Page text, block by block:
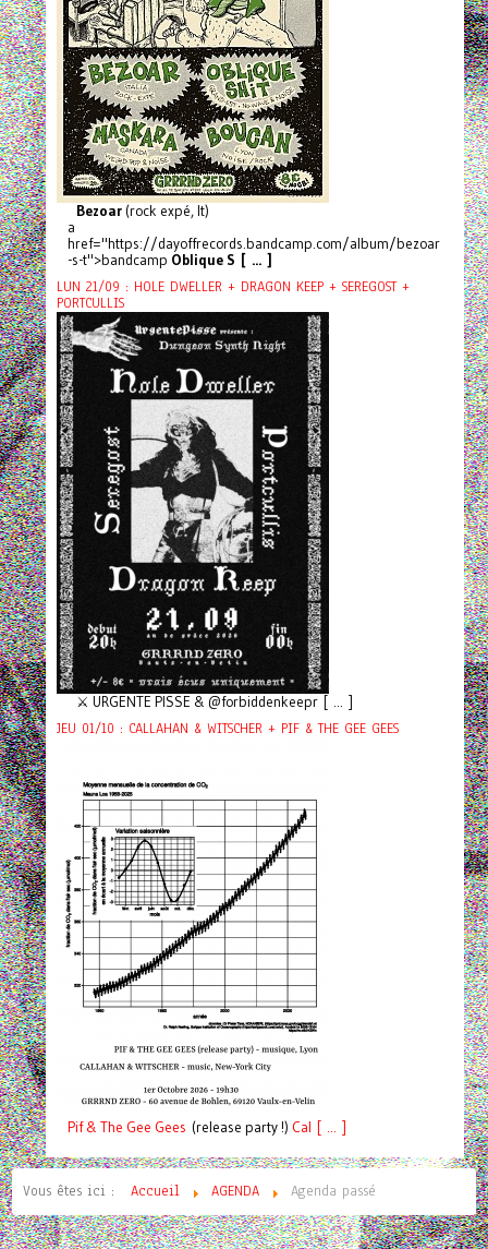
Bezoar(rock expé, It)
a
href="https://dayoffrecords.bandcamp.com/album/bezoar
-s-t">bandcamp Oblique S [ ... ]
LUN 21/09 : HOLE DWELLER + DRAGON KEEP + SEREGOST +
PORTCULLIS
⚔️ URGENTE PISSE & @forbiddenkeepr [ ... ]
JEU 01/10 : CALLAHAN & WITSCHER + PIF & THE GEE GEES
Pif& The Gee Gees (release party !) Cal [ ... ]
Vous êtes ici : Accueil AGENDA Agenda passé